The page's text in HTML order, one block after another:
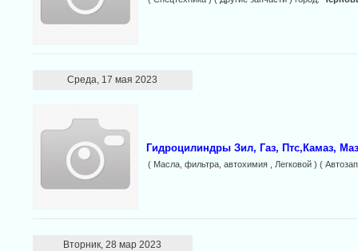
Среда, 17 мая 2023
Гидроцилиндры Зил, Газ, Птс,Камаз,
( Масла, фильтра, автохимия , Легковой ) (
Вторник, 28 мар 2023